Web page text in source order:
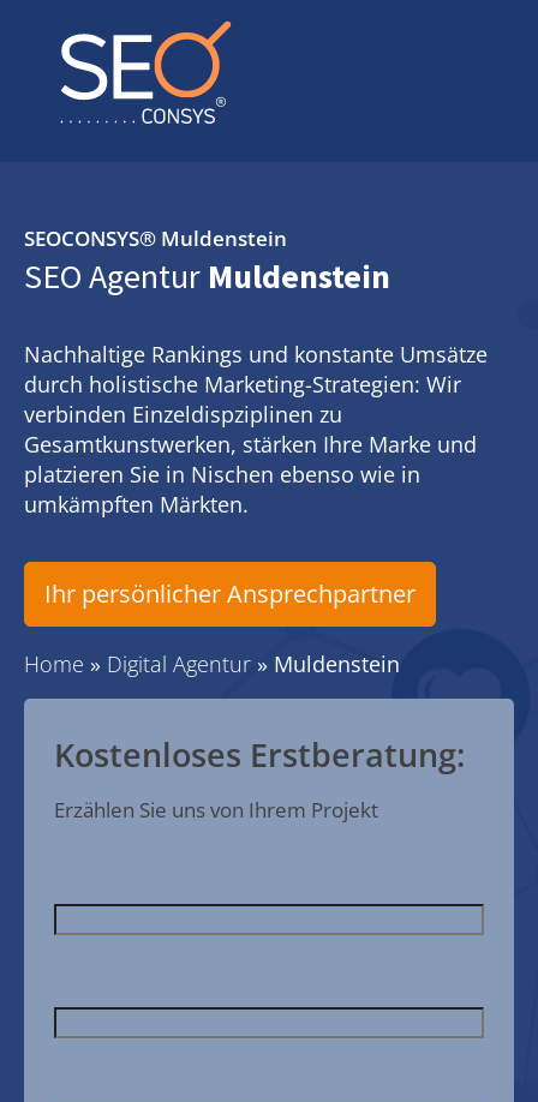
SEOCONSYS® Muldenstein
SEO Agentur Muldenstein
Nachhaltige Rankings und konstante Umsätze
durch holistische Marketing-Strategien: Wir
verbinden Einzeldispziplinen zu
Gesamtkunstwerken, stärken Ihre Marke und
platzieren Sie in Nischen ebenso wie in
umkämpften Märkten.
Ihr persönlicher Ansprechpartner
Home » Digital Agentur » Muldenstein
Kostenloses Erstberatung:
Erzählen Sie uns von Ihrem Projekt